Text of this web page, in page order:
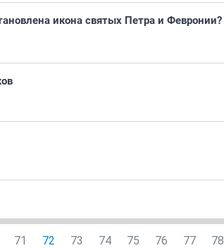
икона святых Петра и Февронии?
71 72 73 74 75 76 77 78